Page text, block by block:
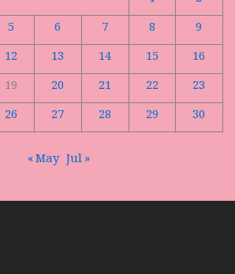
5 6 7 8
9
12 13 14 15
16
19 20 21 22
23
26 27 28 29 30
« May Jul »